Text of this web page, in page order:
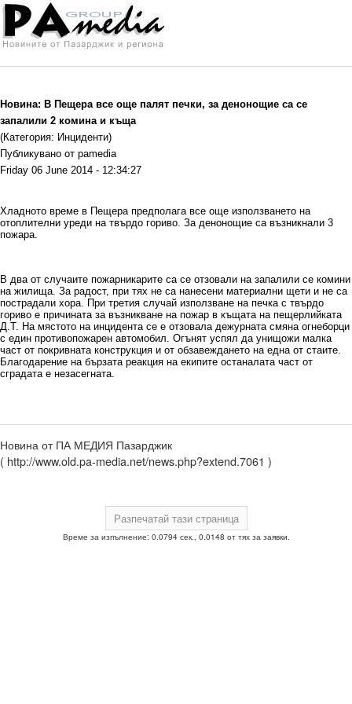
Новина: В Пещера все още палят печки, за денонощие са се
запалили 2 комина и къща
(Категория: Инциденти)
Публикувано от pamedia
Friday 06 June 2014 - 12:34:27
Хладното време в Пещера предполага все още използването на
отоплителни уреди на твърдо гориво. За денонощие са възникнали 3
пожара.
В два от случаите пожарникарите са се отзовали на запалили се комини
на жилища. За радост, при тях не са нанесени материални щети и не са
пострадали хора. При третия случай използване на печка с твърдо
гориво е причината за възникване на пожар в къщата на пещерлийката
Д.Т. На мястото на инцидента се е отзовала дежурната смяна огнеборци
с един противопожарен автомобил. Огънят успял да унищожи малка
част от покривната конструкция и от обзавеждането на една от стаите.
Благодарение на бързата реакция на екипите останалата част от
сградата е незасегната.
Новина от ПА МЕДИЯ Пазарджик
( http://www.old.pa-media.net/news.php?extend.7061 )
Време за изпълнение: 0.0794 сек., 0.0148 от тях за заявки.